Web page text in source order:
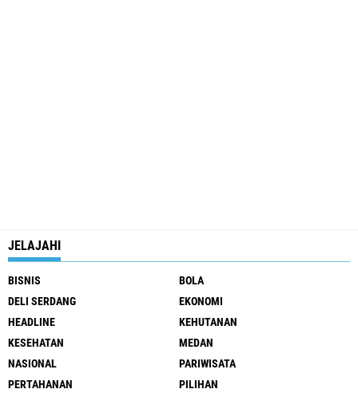
JELAJAHI
BISNIS
BOLA
DELI SERDANG
EKONOMI
HEADLINE
KEHUTANAN
KESEHATAN
MEDAN
NASIONAL
PARIWISATA
PERTAHANAN
PILIHAN